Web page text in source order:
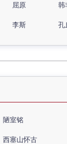
屈原 韩
李斯 孔
陋室铭
西塞山怀古